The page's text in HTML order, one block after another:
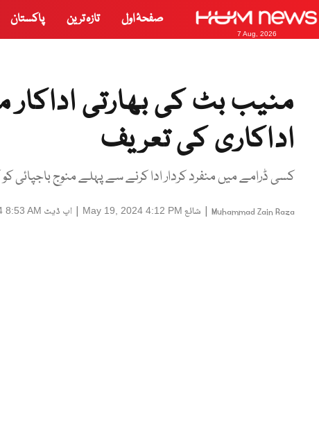
7 Aug, 2026
صفحۂ اول تازہ ترین پاکستان
منیب بٹ کی بھارتی اداکار
اداکاری کی تعریف
کسی ڈرامے میں منفرد کردار ادا کرنے سے پہلے منوج باجپائی
Muhammad Zain Raza
| شائع May 19, 2024 4:12 PM
| اپ ڈیٹ 8:53 AM